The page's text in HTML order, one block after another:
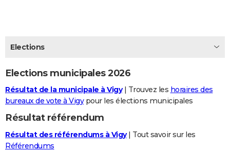
CARTE DE VOEUX
Carte de Noël
Carte Bonne année
Carte Saint-Valentin
Carte Pâques
Carte d'anniversaire
DICTIONNAIRE
Dictionnaire
Biographies
Citations
Expressions
Proverbes
PROGRAMME TV
COPAINS D'AVANT
Elections
Elections municipales 2026
Résultat de la municipale à Vigy| Trouvez les horaires des
bureaux de vote à Vigypour les élections municipales
Résultat référendum
Résultat des référendums à Vigy| Tout savoir sur les
Référendums